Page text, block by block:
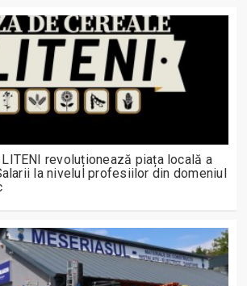
revoluționează piața locală a
la nivelul profesiilor din domeniul